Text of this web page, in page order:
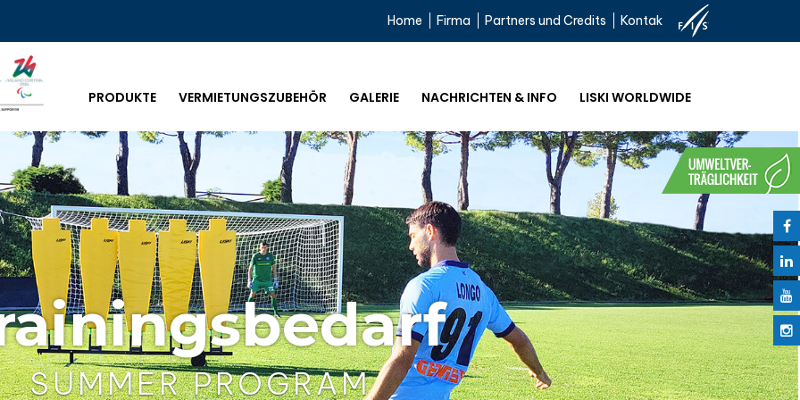
Home Firma Partners und Credits Kontak
PRODUKTE VERMIETUNGSZUBEHÖR GALERIE NACHRICHTEN & INFO LISKI WORLDWIDE
SUMMER PROGRAM